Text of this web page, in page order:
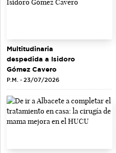
Multitudinaria
despedida a Isidoro
Gómez Cavero
P.M. - 23/07/2026